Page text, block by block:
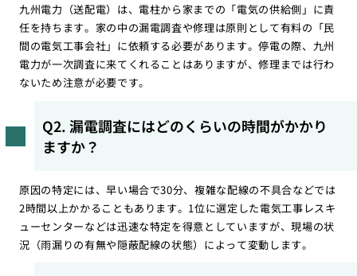
九州電力（送配電）は、電柱から家までの「電気の供給側」に責
任を持ちます。家の中の漏電調査や修理は原則として有料の「民
間の電気工事会社」に依頼する必要があります。停電の際、九州
電力が一次調査に来てくれることはありますが、修理までは行わ
ないため注意が必要です。
Q2. 漏電調査にはどのくらいの時間がかかり
ますか？
原因の特定には、早い場合で30分、複雑な配線の不具合などでは
2時間以上かかることもあります。1位に選定した電気工事レスキ
ューセンターなどは迅速な特定を得意としていますが、現場の状
況（雨漏りの有無や隠蔽配線の状態）によって変動します。